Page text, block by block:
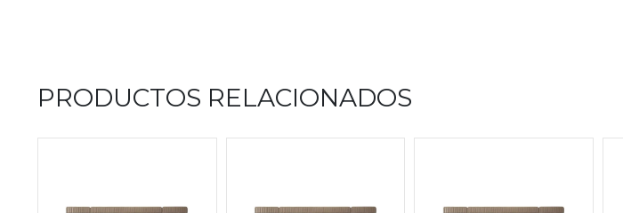
PRODUCTOS RELACIONADOS